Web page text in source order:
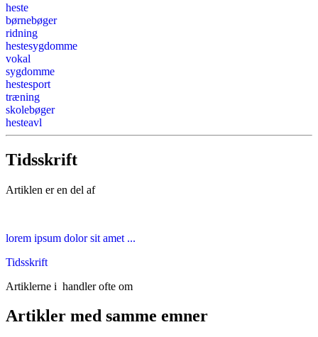
heste
børnebøger
ridning
hestesygdomme
vokal
sygdomme
hestesport
træning
skolebøger
hesteavl
Tidsskrift
Artiklen er en del af
lorem ipsum dolor sit amet ...
Tidsskrift
Artiklerne i handler ofte om
Artikler med samme emner